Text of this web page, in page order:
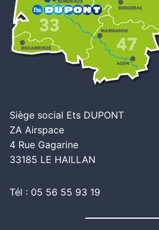
Siège social Ets DUPONT
ZA Airspace
4 Rue Gagarine
33185 LE HAILLAN
Tél : 05 56 55 93 19